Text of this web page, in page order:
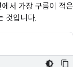
서 가장 구름이 적은
것입니다.